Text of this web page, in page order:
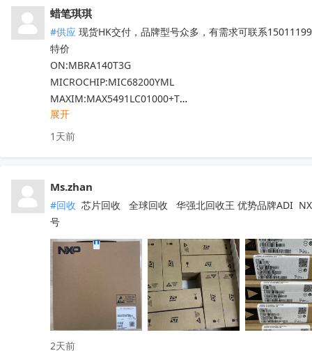
LM5101AMX
现货靓货！不容错过！
收起
蜡笔琪琪
#供应 现货HK交付，品牌型号众多，有需求可联系
特价
ON:MBRA140T3G
MICROCHIP:MIC68200YML
MAXIM:MAX5491LC01000+T
ADI:ADP7182AUJZ-R7
其他PN可沟通确认
展开
1天前
Ms.zhan
#回收 芯片回收   全球回收   华强北回收王 优势品牌ADI
号
2天前